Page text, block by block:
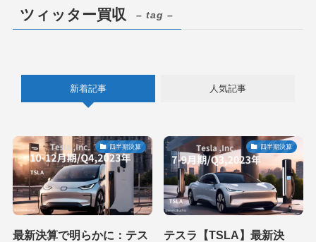
ツィッター買収 – tag –
新着記事 人気記事
四半期決算
最新決算で明らかに：テス
四半期決算
テスラ【TSLA】最新決